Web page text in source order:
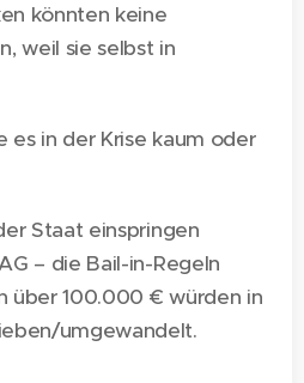
könnten keine
weil sie selbst in
es in der Krise kaum oder
Staat einspringen
– die Bail-in-Regeln
über 100.000 € würden in
umgewandelt.